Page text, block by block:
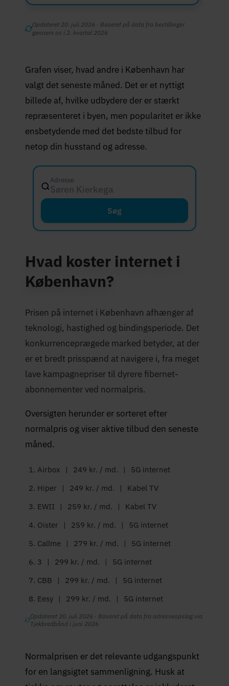
Opdateret 20. juli 2026 · Baseret på data fra bestillinger
gennem os i 2. kvartal 2026
Grafen viser, hvad andre i København har
valgt det seneste måned. Det er et nyttigt
billede af, hvilke udbydere der er stærkt
repræsenteret i byen, men popularitet er ikke
ensbetydende med det bedste tilbud for
netop din husstand og adresse.
Adresse
Søren Kierkegaards Plads 1, 122
Søg
Hvad koster internet i
København?
Prisen på internet i København afhænger af
teknologi, hastighed og bindingsperiode. Det
konkurrenceprægede marked betyder, at der
er et bredt prisspænd at navigere i, fra meget
lave kampagnepriser til dyrere fibernet-
abonnementer ved normalpris.
Oversigten herunder er sorteret efter
normalpris og viser aktive tilbud den seneste
måned.
Airbox | 249 kr. / md. |
5G internet
Hiper
| 249 kr. / md. |
Kabel TV
EWII
| 259 kr. / md. |
Kabel TV
Oister
| 259 kr. / md. |
5G internet
Callme
| 279 kr. / md. |
5G internet
3
| 299 kr. / md. |
5G internet
CBB
| 299 kr. / md. |
5G internet
Eesy
| 299 kr. / md. | 5G internet
Opdateret 20. juli 2026 · Baseret på data fra adresseopslag via
Tjekbredbånd i juni 2026
Normalprisen er det relevante udgangspunkt
for en langsigtet sammenligning. Husk at